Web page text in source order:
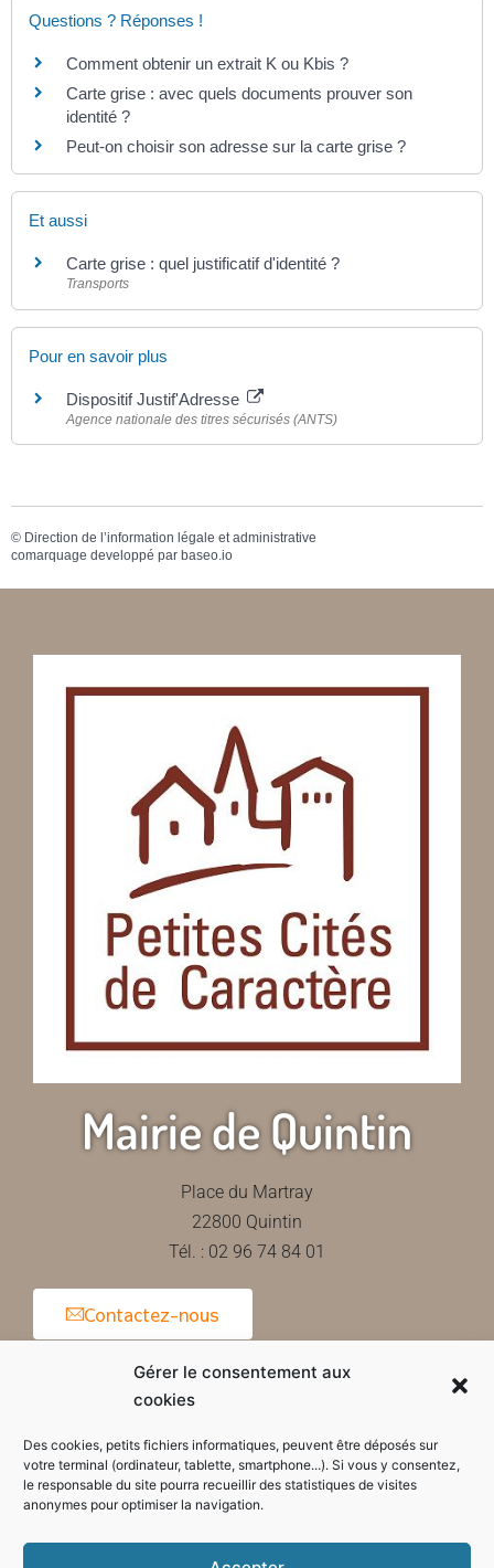
Gérer le consentement aux
cookies
Des cookies, petits fichiers informatiques, peuvent être déposés sur
votre terminal (ordinateur, tablette, smartphone...). Si vous y consentez,
le responsable du site pourra recueillir des statistiques de visites
anonymes pour optimiser la navigation.
Questions ? Réponses !
Comment obtenir un extrait K ou Kbis ?
Carte grise : avec quels documents prouver son
identité ?
Peut-on choisir son adresse sur la carte grise ?
Et aussi
Carte grise : quel justificatif d'identité ?
Transports
Pour en savoir plus
Dispositif Justif'Adresse
Agence nationale des titres sécurisés (ANTS)
© Direction de l’information légale et administrative
comarquage developpé par baseo.io
Mairie de Quintin
Place du Martray
22800 Quintin
Tél. : 02 96 74 84 01
Contactez-nous
Horaires d'ouverture de la mairie